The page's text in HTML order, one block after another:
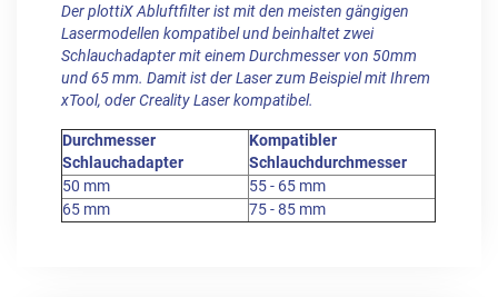
Der plottiX Abluftfilter ist mit den meisten gängigen
Lasermodellen kompatibel und beinhaltet zwei
Schlauchadapter mit einem Durchmesser von 50mm
und 65 mm. Damit ist der Laser zum Beispiel mit Ihrem
xTool, oder Creality Laser kompatibel.
Durchmesser
Schlauchadapter
Kompatibler
Schlauchdurchmesser
50 mm
55 - 65 mm
65 mm
75 - 85 mm